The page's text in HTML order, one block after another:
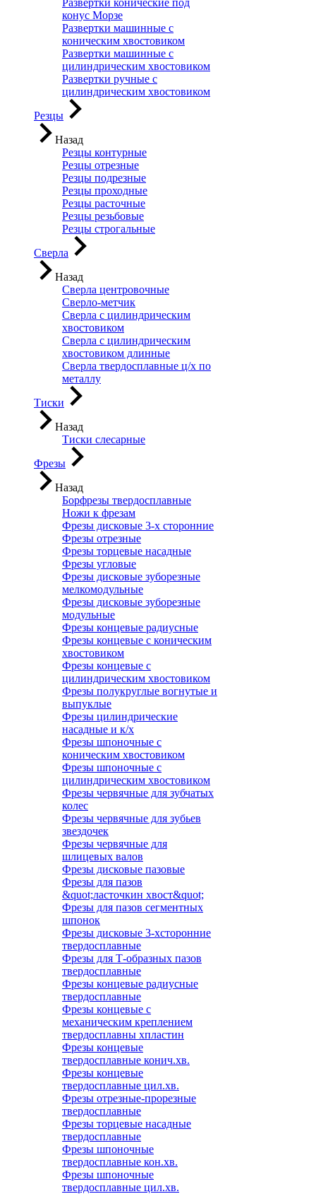
Развертки конические под
конус Морзе
Развертки машинные с
коническим хвостовиком
Развертки машинные с
цилиндрическим хвостовиком
Развертки ручные с
цилиндрическим хвостовиком
Резцы
Назад
Резцы контурные
Резцы отрезные
Резцы подрезные
Резцы проходные
Резцы расточные
Резцы резьбовые
Резцы строгальные
Сверла
Назад
Сверла центровочные
Сверло-метчик
Сверла с цилиндрическим
хвостовиком
Сверла с цилиндрическим
хвостовиком длинные
Сверла твердосплавные ц/х по
металлу
Тиски
Назад
Тиски слесарные
Фрезы
Назад
Борфрезы твердосплавные
Ножи к фрезам
Фрезы дисковые 3-х сторонние
Фрезы отрезные
Фрезы торцевые насадные
Фрезы угловые
Фрезы дисковые зуборезные
мелкомодульные
Фрезы дисковые зуборезные
модульные
Фрезы концевые радиусные
Фрезы концевые с коническим
хвостовиком
Фрезы концевые с
цилиндрическим хвостовиком
Фрезы полукруглые вогнутые и
выпуклые
Фрезы цилиндрические
насадные и к/х
Фрезы шпоночные с
коническим хвостовиком
Фрезы шпоночные с
цилиндрическим хвостовиком
Фрезы червячные для зубчатых
колес
Фрезы червячные для зубьев
звездочек
Фрезы червячные для
шлицевых валов
Фрезы дисковые пазовые
Фрезы для пазов
&quot;ласточкин хвост&quot;
Фрезы для пазов сегментных
шпонок
Фрезы дисковые 3-хсторонние
твердосплавные
Фрезы для Т-образных пазов
твердосплавные
Фрезы концевые радиусные
твердосплавные
Фрезы концевые с
механическим креплением
твердосплавны хпластин
Фрезы концевые
твердосплавные конич.хв.
Фрезы концевые
твердосплавные цил.хв.
Фрезы отрезные-прорезные
твердосплавные
Фрезы торцевые насадные
твердосплавные
Фрезы шпоночные
твердосплавные кон.хв.
Фрезы шпоночные
твердосплавные цил.хв.